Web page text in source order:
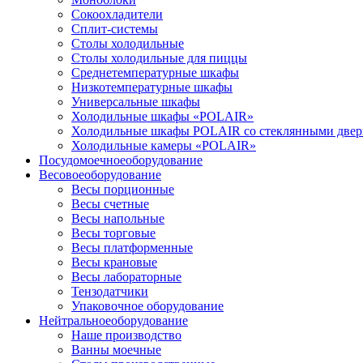
Сокоохладители
Сплит-системы
Столы холодильные
Столы холодильные для пиццы
Среднетемпературные шкафы
Низкотемпературные шкафы
Универсальные шкафы
Холодильные шкафы «POLAIR»
Холодильные шкафы POLAIR со стеклянными
Холодильные камеры «POLAIR»
Посудомоечноеоборудование
Весовоеоборудование
Весы порционные
Весы счетные
Весы напольные
Весы торговые
Весы платформенные
Весы крановые
Весы лабораторные
Тензодатчики
Упаковочное оборудование
Нейтральноеоборудование
Наше производство
Ванны моечные